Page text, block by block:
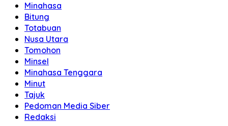
Minahasa
Bitung
Totabuan
Nusa Utara
Tomohon
Minsel
Minahasa Tenggara
Minut
Tajuk
Pedoman Media Siber
Redaksi